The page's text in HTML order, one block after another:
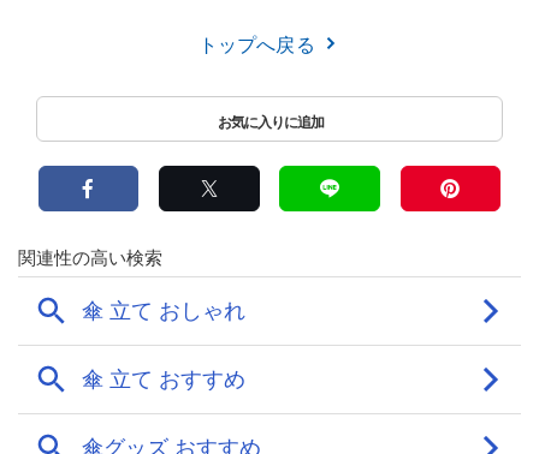
トップへ戻る